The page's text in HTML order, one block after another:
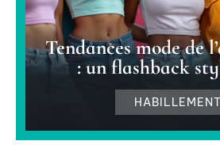
Tendances mode de
: un flashback
HABILLEMENT